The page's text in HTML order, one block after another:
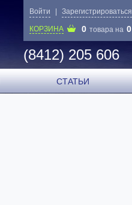
Войти Зарегистрироваться
КОРЗИНА 0 товара на 0
(8412) 205 606
СТАТЬИ